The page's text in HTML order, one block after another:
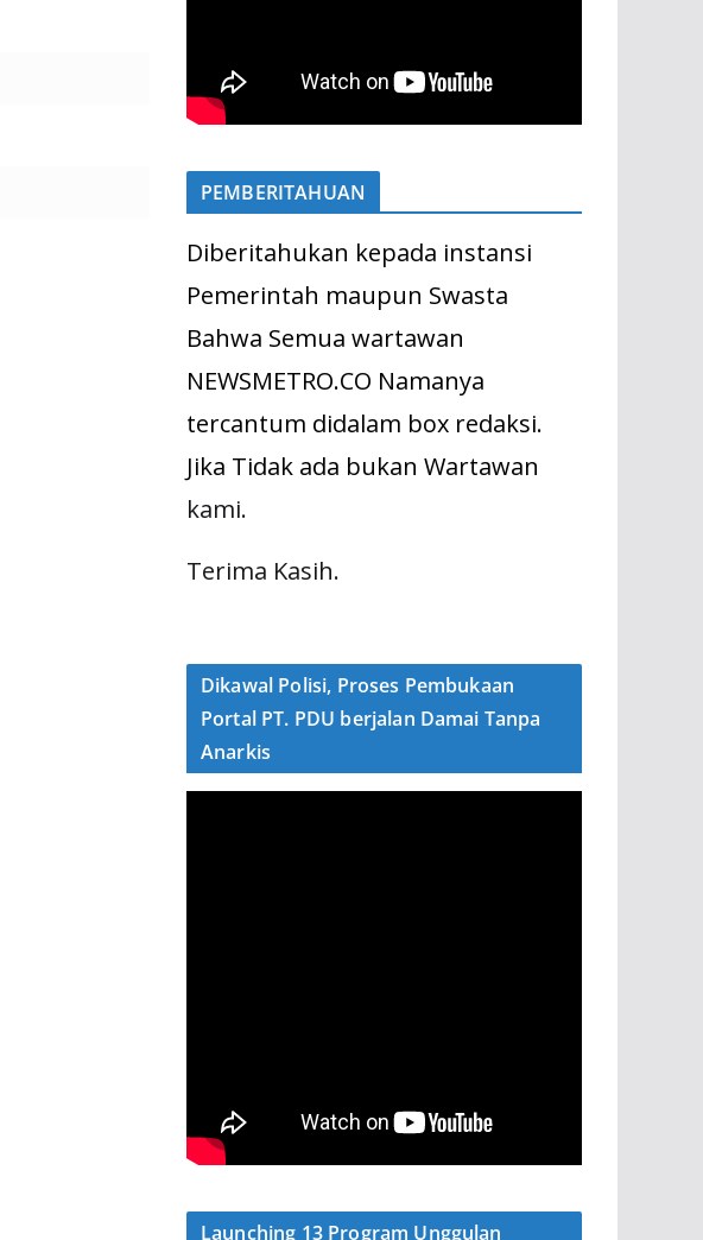
PEMBERITAHUAN
Diberitahukan kepada instansi
Pemerintah maupun Swasta
Bahwa Semua wartawan
NEWSMETRO.CO Namanya
tercantum didalam box redaksi.
Jika Tidak ada bukan Wartawan
kami.
Terima Kasih.
Dikawal Polisi, Proses Pembukaan
Portal PT. PDU berjalan Damai Tanpa
Anarkis
Launching 13 Program Unggulan